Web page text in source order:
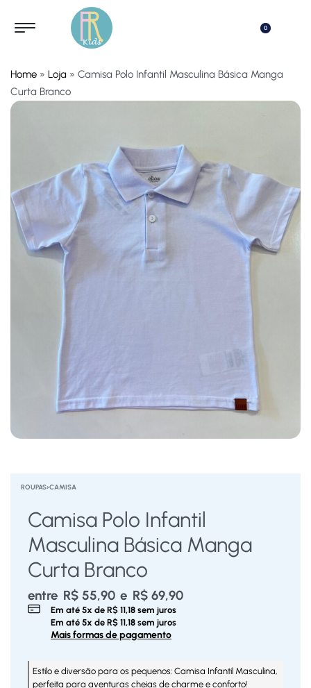
0
Home » Loja » Camisa Polo Infantil Masculina Básica Manga
Curta Branco
ROUPAS›CAMISA
Camisa Polo Infantil
Masculina Básica Manga
Curta Branco
entre R$55,90 e R$69,90
Em até 5x de R$ 11,18 sem juros
Em até 5x de R$ 11,18 sem juros
Mais formas de pagamento
Estilo e diversão para os pequenos: Camisa Infantil Masculina,
perfeita para aventuras cheias de charme e conforto!